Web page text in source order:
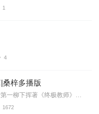
百态，那些地域特色的故
1
4
桑梓多播版
【新书重磅推荐】都市榜第一柳下挥著《终极教师》上线啦！都市爆笑多女主爽文！每日8点更新8集，还有加更福利！欢迎点击订阅收听~忘语新书《仙者》重磅来袭！和《凡人修...
1672